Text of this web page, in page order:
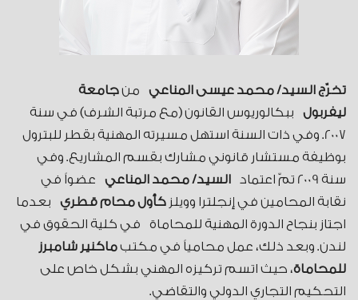
تخرّج السيد/ محمد عيسى المناعي منجامعة
ليفربول ببكالوريوس القانون (مع مرتبة الشرف) في سنة
2007. وفي ذات السنة استهل مسيرته المهنية بقطر للبترول
بوظيفة مستشار قانوني مشارك بقسم المشاريع. وفي
سنة 2009 تمّ اعتماد
السيد/ محمد المناعي عضواً في
نقابة المحامين في إنجلترا وويلز كأول محام قطري بعدما
اجتاز بنجاح الدورة المهنية للمحاماة في كلية الحقوق في
لندن. وبعد ذلك، عمل محامياً في مكتبماكنير شامبرز
للمحاماة، حيث اتسم تركيزه المهني بشكل خاص على
التحكيم التجاري الدولي والتقاضي.